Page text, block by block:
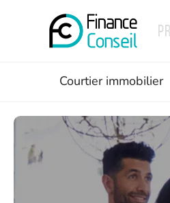
Courtier immobilier